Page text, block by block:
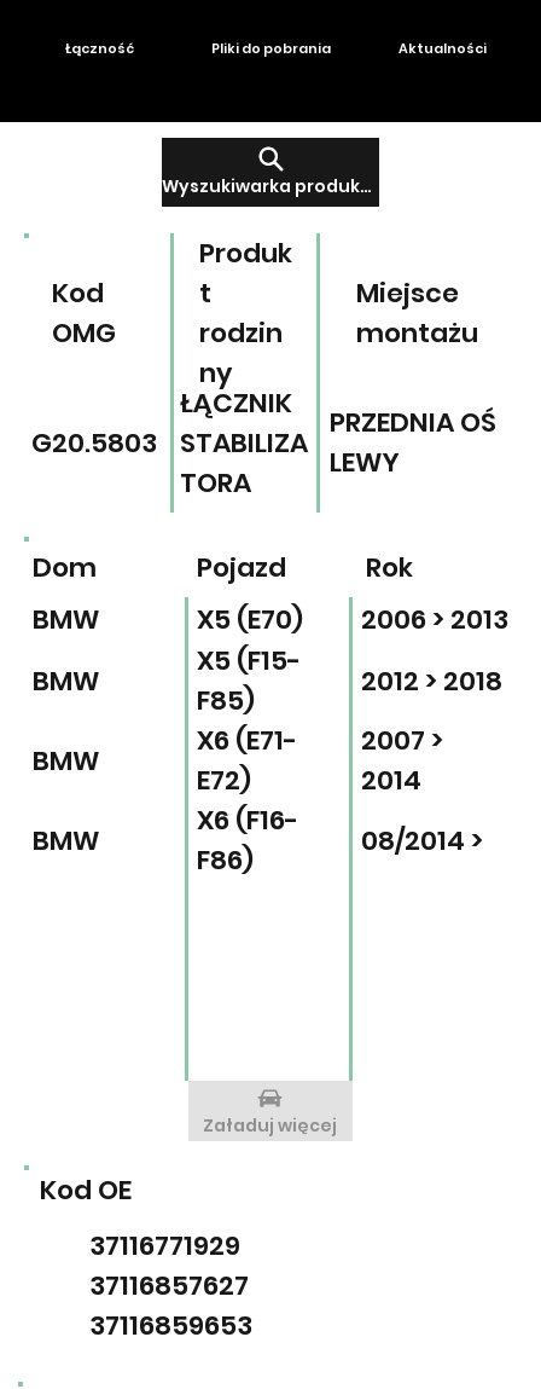
Wyszukiwarka produktów
Łączność Pliki do pobrania Aktualności
Miejsce
montażu
Produk
t
rodzin
ny
Kod
OMG
PRZEDNIA OŚ
LEWY
ŁĄCZNIK
STABILIZA
TORA
G20.5803
Kod OE
37116771929
37116857627
37116859653
Pojazd Rok
Dom
BMW
X5 (E70)
2006 > 2013
BMW
X5 (F15-
F85)
2012 > 2018
BMW
X6 (E71-
E72)
2007 >
2014
BMW
X6 (F16-
F86)
08/2014 >
Załaduj więcej